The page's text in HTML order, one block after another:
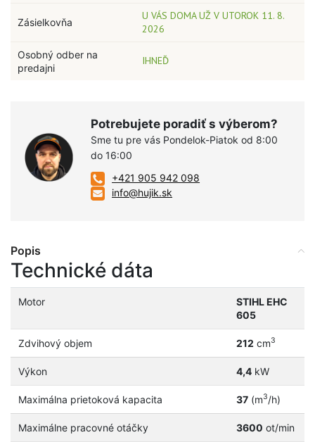
Zásielkovňa
U VÁS DOMA UŽ V UTOROK 11. 8.
2026
Osobný odber na
predajni
IHNEĎ
Potrebujete poradiť s výberom?
Sme tu pre vás Pondelok-Piatok od 8:00
do 16:00
+421 905 942 098
info@hujik.sk
Popis
Technické dáta
Motor
STIHL EHC
605
Zdvihový objem 212 cm3
Výkon 4,4kW
Maximálna prietoková kapacita 37(m3/h)
Maximálne pracovné otáčky 3600 ot/min